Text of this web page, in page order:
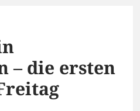
– die ersten